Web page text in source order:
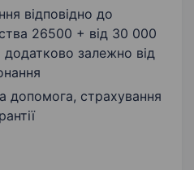
відповідно до
26500 + від 30 000
залежно від
допомога, страхування